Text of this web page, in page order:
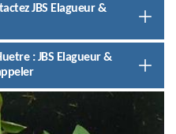
JBS Elagueur &
: JBS Elagueur &